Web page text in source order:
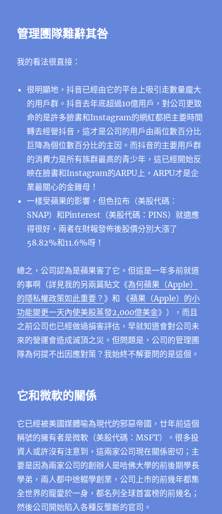
管理圑隊難辭其咎
我的看法很直接：
很明顯地，抖音已經由它的平台上吸引走數量龐大
的用戶群。抖音去年底超過10億用戶，對公司更致
命的是許多臉書和Instagram的網紅都把主要時間
轉去經營抖音，這才是公司的用戶由兩位數百分比
巨降為個位數百分比的主因。而抖音的主要用戶群
的消費力是所有族群最高的青少年，這已經開始反
映在臉書和Instagram的ARPU上，ARPU才是企
業最關心的金雞母！
一樣受蘋果的影響，但色拉布（美股代碼：
SNAP）和Pinterest（美股代碼：PINS）就適應
得很好，兩者在財報發佈後股價分別大漲了
58.82%和11.6%呀！
總之，公司認為是蘋果害了它。但這是一年多前就道
的事啊（詳見我的另兩篇貼文《為何蘋果（Apple）
的隱私權政策如此重要？》和 《蘋果（Apple）的小
功能變更一天內使美股蒸發2,000億美金》 ），而且
之前公司也已經做過損害評估，早就知道會對公司未
來的營運會造成滅頂之災。但問題是，公司的管理圑
隊為何提不出因應對策？我始終不解要問的是這個。
它和微軟的關係
它已經被美國媒體喻為現代的邪惡帝國，廿年前這個
稱號的擁有者是微軟（美股代碼：MSFT）。很多投
資人或許沒有注意到，這兩家公司現在關係密切；主
要是因為兩家公司的創辦人是哈佛大學的前後期學長
學弟，兩人都中途輟學創業，公司上市的前幾年都集
全世界的寵愛於一身，都名列全球首富榜的前幾名；
然後公司開始陷入各種反壟斷的官司。